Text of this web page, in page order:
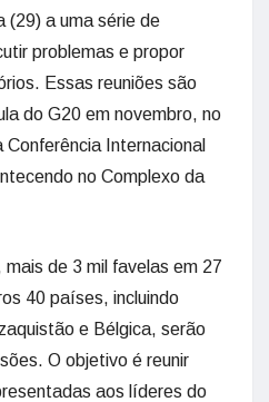
(29) a uma série de
problemas e propor
Essas reuniões são
do G20 em novembro, no
Conferência Internacional
no Complexo da
de 3 mil favelas em 27
40 países, incluindo
e Bélgica, serão
O objetivo é reunir
aos líderes do